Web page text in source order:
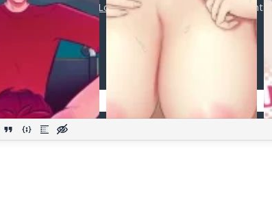
Loginorregister to post a comment.
Оставить комментарий